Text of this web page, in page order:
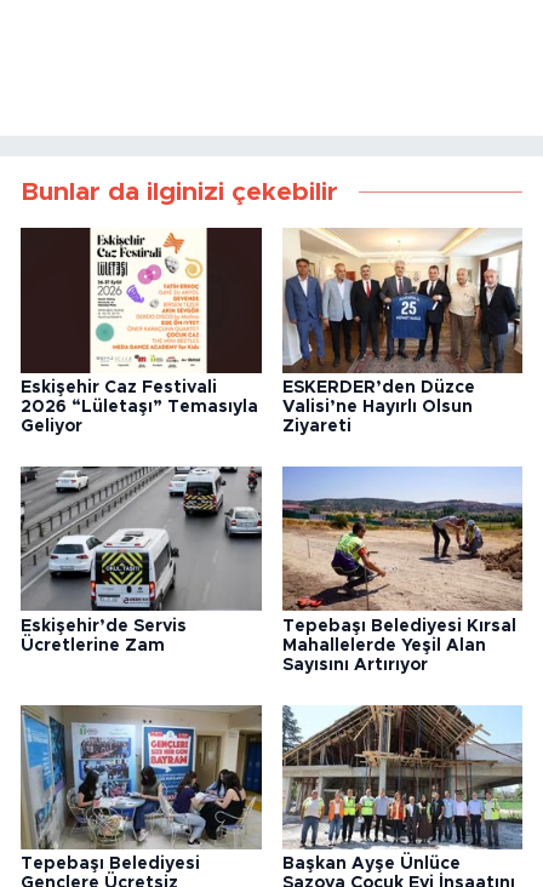
Bunlar da ilginizi çekebilir
Eskişehir Caz Festivali
2026 “Lületaşı” Temasıyla
Geliyor
ESKERDER’den Düzce
Valisi’ne Hayırlı Olsun
Ziyareti
Eskişehir’de Servis
Ücretlerine Zam
Tepebaşı Belediyesi Kırsal
Mahallelerde Yeşil Alan
Sayısını Artırıyor
Tepebaşı Belediyesi
Başkan Ayşe Ünlüce